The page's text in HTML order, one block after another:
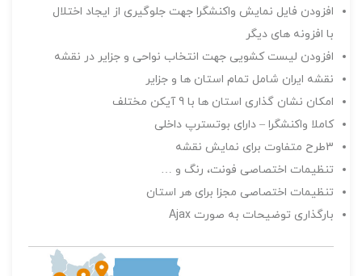
افزودن فایل نمایش واکنشگرا جهت جلوگیری از ایجاد اختلال
با افزونه های دیگر
افزودن لیست کشویی جهت انتخاب نواحی و جزایر در نقشه
نقشه ایران شامل تمام استان ها و جزایر
امکان نشان گذاری استان ها با 9 آیکن مختلف
کاملا واکنشگرا – دارای بوتسترپ داخلی
3طرح متفاوت برای نمایش نقشه
تنظیمات اختصاصی فونت، رنگ و …
تنظیمات اختصاصی مجزا برای هر استان
بارگذاری توضیحات به صورت Ajax